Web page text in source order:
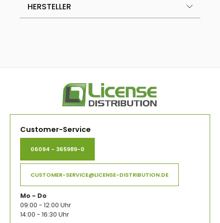
HERSTELLER
Customer-Service
06094 - 365989-0
CUSTOMER-SERVICE@LICENSE-DISTRIBUTION.DE
Mo - Do
09:00 - 12:00 Uhr
14:00 - 16:30 Uhr